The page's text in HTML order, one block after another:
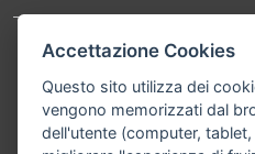
Contatti
Bologna P.Iva
02008 02435
Accettazione Cookies
Questo sito utilizza dei
vengono memorizzati dal
dell'utente (computer,